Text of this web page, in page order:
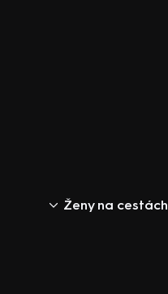
Ženy na cestách